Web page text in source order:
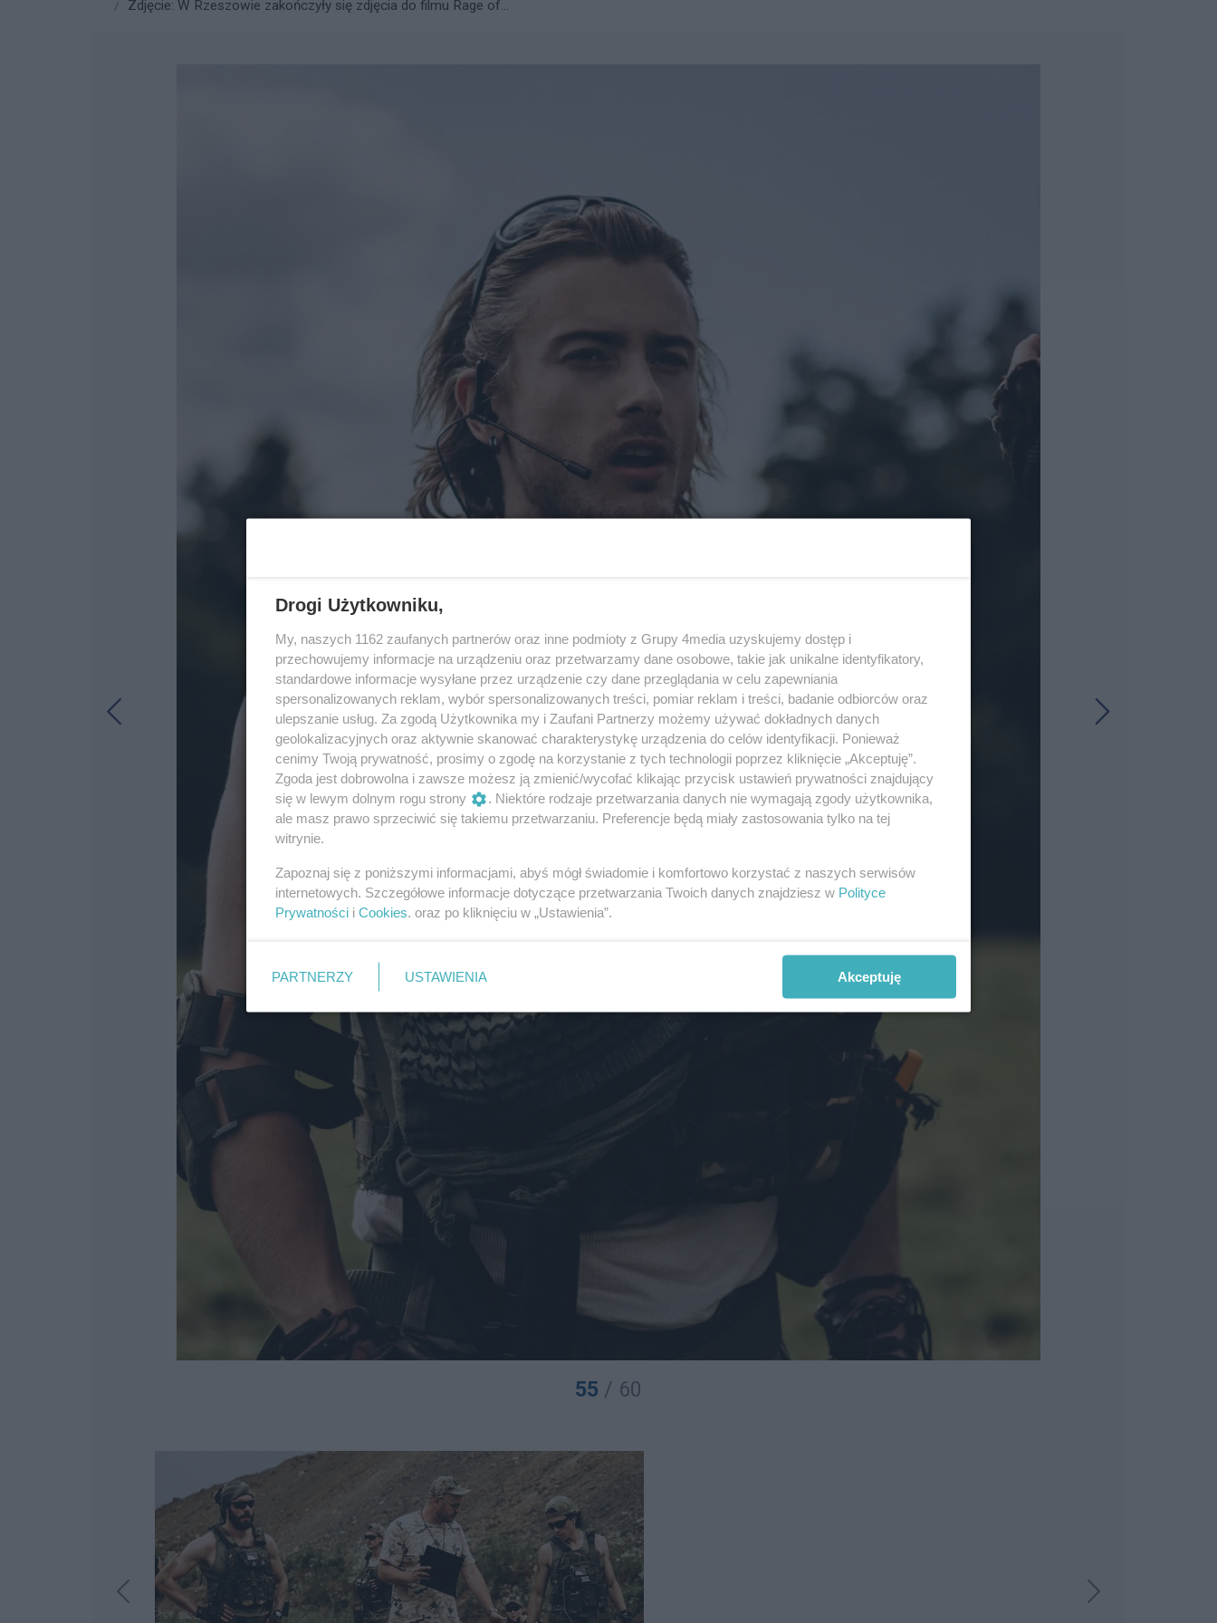
Zdjęcie: W Rzeszowie zakończyły się zdjęcia do filmu Rage of...
55 / 60
Drogi Użytkowniku,
My, naszych 1162 zaufanych partnerów oraz inne podmioty z Grupy 4media uzyskujemy dostęp i
przechowujemy informacje na urządzeniu oraz przetwarzamy dane osobowe, takie jak unikalne identyfikatory,
standardowe informacje wysyłane przez urządzenie czy dane przeglądania w celu zapewniania
spersonalizowanych reklam, wybór spersonalizowanych treści, pomiar reklam i treści, badanie odbiorców oraz
ulepszanie usług. Za zgodą Użytkownika my i Zaufani Partnerzy możemy używać dokładnych danych
geolokalizacyjnych oraz aktywnie skanować charakterystykę urządzenia do celów identyfikacji. Ponieważ
cenimy Twoją prywatność, prosimy o zgodę na korzystanie z tych technologii poprzez kliknięcie „Akceptuję”.
Zgoda jest dobrowolna i zawsze możesz ją zmienić/wycofać klikając przycisk ustawień prywatności znajdujący
się w lewym dolnym rogu strony
. Niektóre rodzaje przetwarzania danych nie wymagają zgody użytkownika,
ale masz prawo sprzeciwić się takiemu przetwarzaniu. Preferencje będą miały zastosowania tylko na tej
witrynie.
Zapoznaj się z poniższymi informacjami, abyś mógł świadomie i komfortowo korzystać z naszych serwisów
internetowych. Szczegółowe informacje dotyczące przetwarzania Twoich danych znajdziesz w Polityce
Prywatności i Cookies. oraz po kliknięciu w „Ustawienia”.
PARTNERZY USTAWIENIA Akceptuję